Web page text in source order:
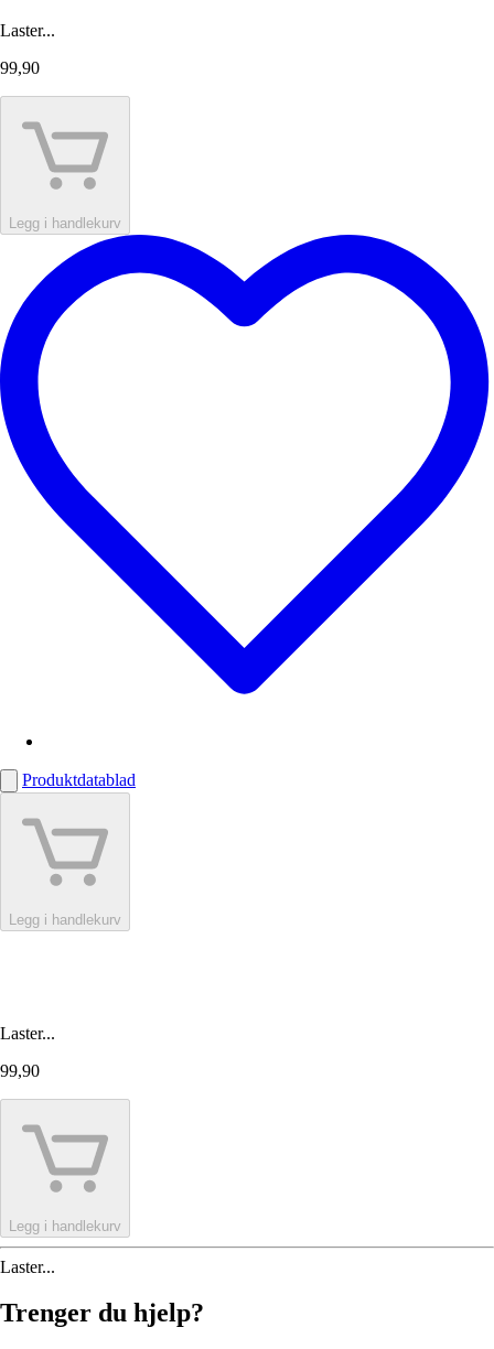
Laster...
99,90
Legg i handlekurv
Produktdatablad
Legg i handlekurv
Laster...
99,90
Legg i handlekurv
Laster...
Trenger du hjelp?